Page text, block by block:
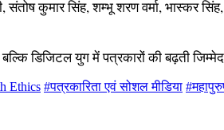
संतोष कुमार सिंह, शम्भू शरण वर्मा, भास्कर
डिजिटल युग में पत्रकारों की बढ़ती
Ethics #पत्रकारिता एवं सोशल मीडिया